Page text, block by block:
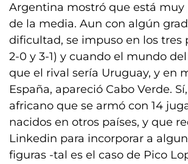
Argentina mostró que está muy
de la media. Aun con algún
dificultad, se impuso en los tres
2-0 y 3-1) y cuando el mundo
que el rival sería Uruguay, y en
España, apareció Cabo Verde.
africano que se armó con 14
nacidos en otros países, y que
Linkedin para incorporar a
figuras -tal es el caso de Pico